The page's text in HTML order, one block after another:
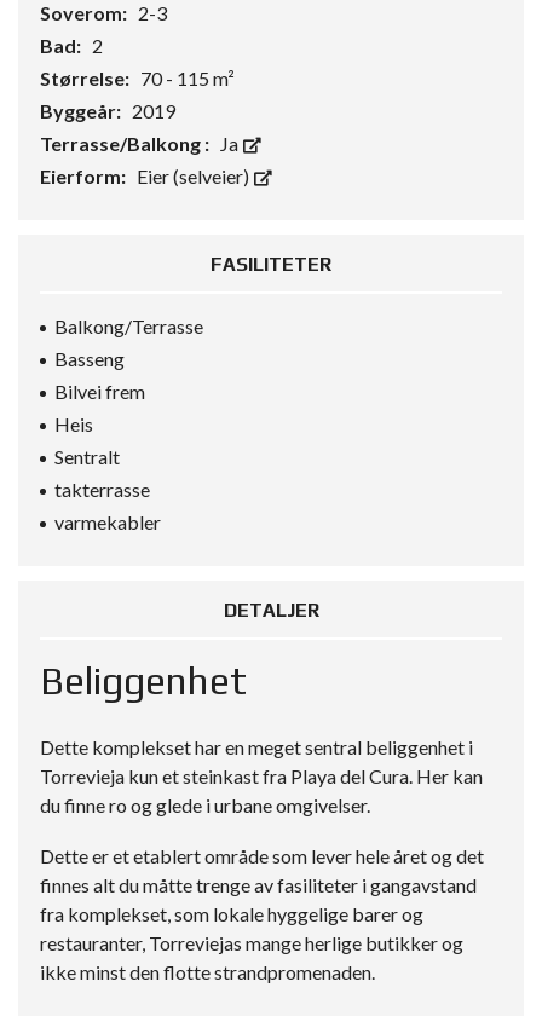
Soverom: 2-3
Bad: 2
Størrelse: 70 - 115 m²
Byggeår: 2019
Terrasse/Balkong : Ja
Eierform: Eier (selveier)
FASILITETER
Balkong/Terrasse
Basseng
Bilvei frem
Heis
Sentralt
takterrasse
varmekabler
DETALJER
Beliggenhet
Dette komplekset har en meget sentral beliggenhet i
Torrevieja kun et steinkast fra Playa del Cura. Her kan
du finne ro og glede i urbane omgivelser.
Dette er et etablert område som lever hele året og det
finnes alt du måtte trenge av fasiliteter i gangavstand
fra komplekset, som lokale hyggelige barer og
restauranter, Torreviejas mange herlige butikker og
ikke minst den flotte strandpromenaden.